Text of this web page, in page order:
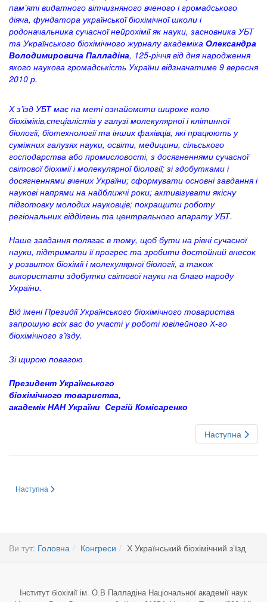
пам’яті видатного вітчизняного вченого і громадського
діяча, фундатора української біохімічної школи і
родоначальника сучасної нейрохімії як науки, засновника УБТ
та Українського біохімічного журналу академіка Олександра
Володимировича Палладіна, 125-річчя від дня народження
якого наукова громадськість України відзначатиме 9 вересня
2010 р.
Х з’їзд УБТ має на меті ознайомити широке коло
біохіміків,спеціалістів у галузі молекулярної і клітинної
біології, біотехнології та інших фахівців, які працюють у
суміжних галузях науки, освіти, медицини, сільського
господарства або промисловості, з досягненнями сучасної
світової біохімії і молекулярної біології; зі здобутками і
досягненнями вчених України; сформувати основні завдання і
наукові напрями на найближчі роки; активізувати якісну
підготовку молодих науковців; покращити роботу
регіональних відділень та центрального апарату УБТ.
Наше завдання полягає в тому, щоб бути на рівні сучасної
науки, підтримати її прогрес та зробити достойний внесок
у розвиток біохімії і молекулярної біології, а також
використати здобутки світової науки на благо народу
України.
Від імені Президії Українського біохімічного товариства
запрошую всіх вас до участі у роботі ювілейного Х-го
біохімічного з’їзду.
Зі щирою повагою
Президент Українського
біохімічного товариства,
академік НАН України Сергій Комісаренко
Наступна
Наступна стаття: Х Український біохімічний з’їзд Вересень 13-17, 2010,
Наступна
Ви тут: Головна Конгреси Х Український біохімічний з’їзд
Інститут біохімії ім. О.В Палладіна Національної академії наук